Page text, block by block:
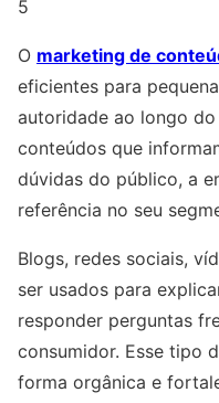
5
O marketing de
eficientes para
autoridade ao longo
conteúdos que
dúvidas do público, a
referência no seu
Blogs, redes sociais,
ser usados para
responder perguntas
consumidor. Esse tipo
forma orgânica e